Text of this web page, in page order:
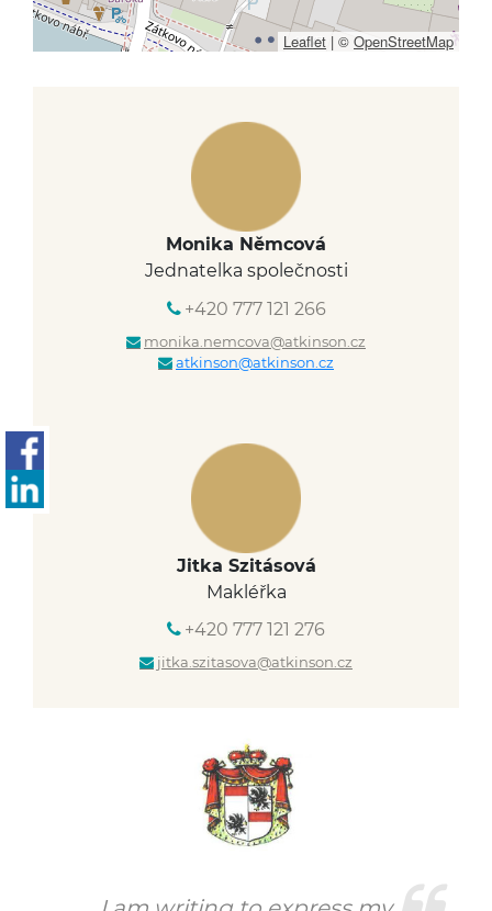
Leaflet | © OpenStreetMap
Monika Němcová
Jednatelka společnosti
+420 777 121 266
monika.nemcova@atkinson.cz
atkinson@atkinson.cz
Jitka Szitásová
Makléřka
+420 777 121 276
jitka.szitasova@atkinson.cz